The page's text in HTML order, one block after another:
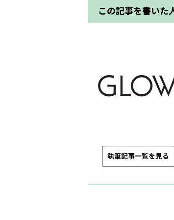
この記事を書いた
執筆記事一覧を見る